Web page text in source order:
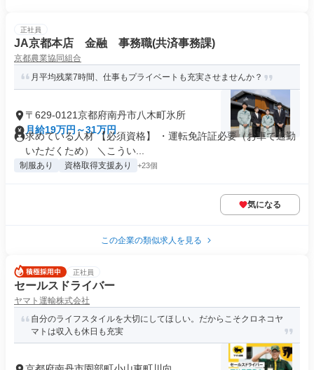
正社員
JA京都本店 金融 事務職(共済事務課)
京都農業協同組合
月平均残業7時間、仕事もプライベートも充実させませんか？
〒629-0121京都府南丹市八木町氷所
月給19万円～31万円
求めている人材 【必須資格】 ・運転免許証必要（お車で通勤
いただくため） ＼こうい...
制服あり 資格取得支援あり +23個
気になる
この企業の類似求人を見る
正社員
セールスドライバー
ヤマト運輸株式会社
自分のライフスタイルを大切にしてほしい。だからこそクロネコヤ
マトは収入も休日も充実